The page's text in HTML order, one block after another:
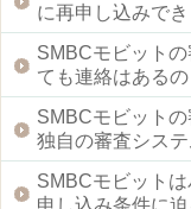
に再申し込みでき
SMBCモビット
ても連絡はあるの
SMBCモビット
独自の審査システ
SMBCモビット
申し込み条件に迫